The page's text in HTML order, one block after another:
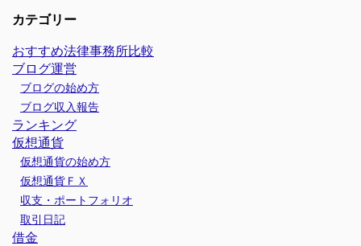
カテゴリー
おすすめ法律事務所比較
ブログ運営
ブログの始め方
ブログ収入報告
ランキング
仮想通貨
仮想通貨の始め方
仮想通貨ＦＸ
収支・ポートフォリオ
取引日記
借金